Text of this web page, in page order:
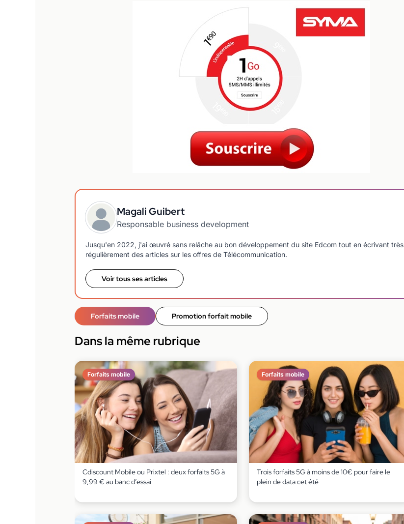
Magali Guibert
Responsable business development
Jusqu'en 2022, j'ai œuvré sans relâche au bon développement du site Edcom tout en écrivant très
régulièrement des articles sur les offres de Télécommunication.
Voir tous ses articles
Forfaits mobile Promotion forfait mobile
Dans la même rubrique
Forfaits mobile
Cdiscount Mobile ou Prixtel : deux forfaits 5G à
9,99 € au banc d’essai
Forfaits mobile
Trois forfaits 5G à moins de 10€ pour faire le
plein de data cet été